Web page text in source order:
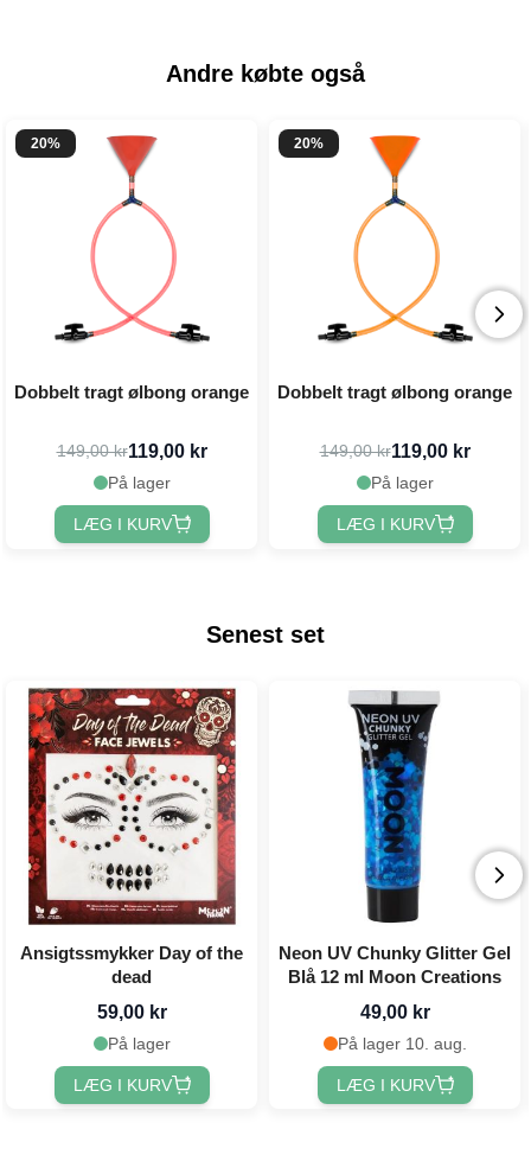
Andre købte også
20%
Dobbelt tragt ølbong orange
149,00 kr119,00 kr
På lager
LÆG I KURV
20%
Dobbelt tragt ølbong orange
149,00 kr119,00 kr
På lager
LÆG I KURV
Senest set
Ansigtssmykker Day of the
dead
59,00 kr
På lager
LÆG I KURV
Neon UV Chunky Glitter Gel
Blå 12 ml Moon Creations
49,00 kr
På lager 10. aug.
LÆG I KURV